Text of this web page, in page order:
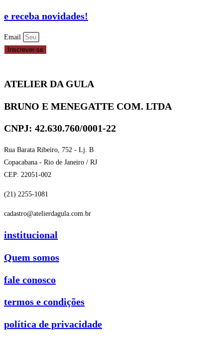
e receba novidades!
Email
Inscrever-se
ATELIER DA GULA
BRUNO E MENEGATTE COM. LTDA
CNPJ: 42.630.760/0001-22
Rua Barata Ribeiro, 752 - Lj. B
Copacabana - Rio de Janeiro / RJ
CEP: 22051-002
(21) 2255-1081
cadastro@atelierdagula.com.br
institucional
Quem somos
fale conosco
termos e condições
política de privacidade